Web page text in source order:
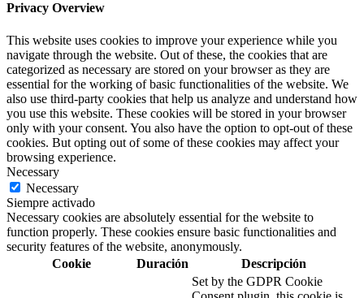
Privacy Overview
This website uses cookies to improve your experience while you
navigate through the website. Out of these, the cookies that are
categorized as necessary are stored on your browser as they are
essential for the working of basic functionalities of the website. We
also use third-party cookies that help us analyze and understand how
you use this website. These cookies will be stored in your browser
only with your consent. You also have the option to opt-out of these
cookies. But opting out of some of these cookies may affect your
browsing experience.
Necessary
Necessary
Siempre activado
Necessary cookies are absolutely essential for the website to
function properly. These cookies ensure basic functionalities and
security features of the website, anonymously.
Cookie
Duración Descripción
Set by the GDPR Cookie